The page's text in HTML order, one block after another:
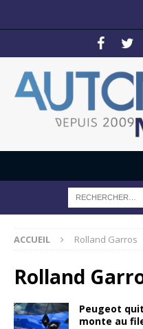
ACCUEIL Rolland Garros
Rolland
Peugeot
monte au